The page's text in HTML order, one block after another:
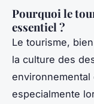
Pourquoi le
essentiel ?
Le tourisme,
la culture des
especialmente